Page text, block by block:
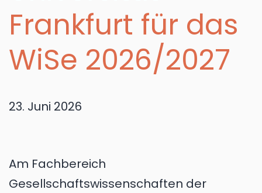
Frankfurt für das
WiSe 2026/2027
23. Juni 2026
Am Fachbereich
Gesellschaftswissenschaften der